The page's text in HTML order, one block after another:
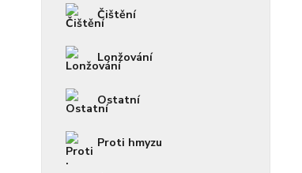
Čištění
Lonžování
Ostatní
Proti hmyzu